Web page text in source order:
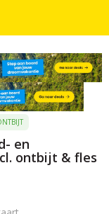
en
ontbijt & fles